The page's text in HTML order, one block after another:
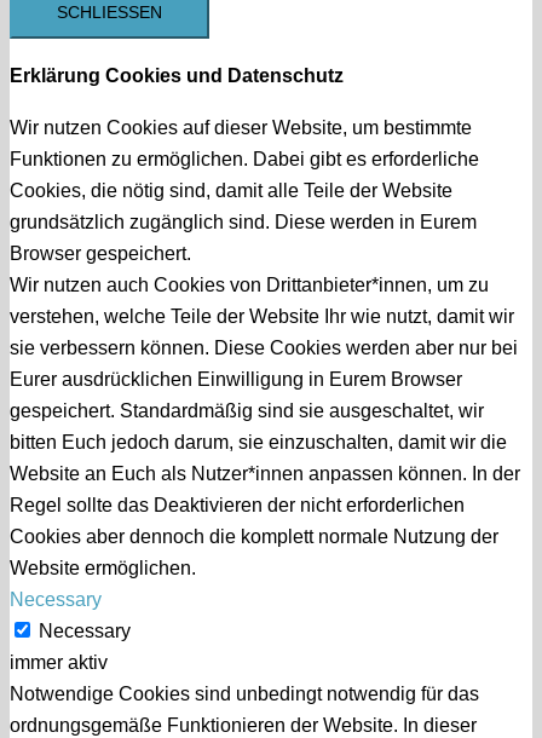
SCHLIESSEN
Erklärung Cookies und Datenschutz
Wir nutzen Cookies auf dieser Website, um bestimmte
Funktionen zu ermöglichen. Dabei gibt es erforderliche
Cookies, die nötig sind, damit alle Teile der Website
grundsätzlich zugänglich sind. Diese werden in Eurem
Browser gespeichert.
Wir nutzen auch Cookies von Drittanbieter*innen, um zu
verstehen, welche Teile der Website Ihr wie nutzt, damit wir
sie verbessern können. Diese Cookies werden aber nur bei
Eurer ausdrücklichen Einwilligung in Eurem Browser
gespeichert. Standardmäßig sind sie ausgeschaltet, wir
bitten Euch jedoch darum, sie einzuschalten, damit wir die
Website an Euch als Nutzer*innen anpassen können. In der
Regel sollte das Deaktivieren der nicht erforderlichen
Cookies aber dennoch die komplett normale Nutzung der
Website ermöglichen.
Necessary
Necessary
immer aktiv
Notwendige Cookies sind unbedingt notwendig für das
ordnungsgemäße Funktionieren der Website. In dieser